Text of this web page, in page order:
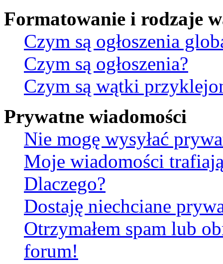
Formatowanie i rodzaje
Czym są ogłoszenia
Czym są ogłoszenia?
Czym są wątki
Prywatne wiadomości
Nie mogę wysyłać
Moje wiadomości
Dlaczego?
Dostaję niechciane
Otrzymałem spam lub
forum!